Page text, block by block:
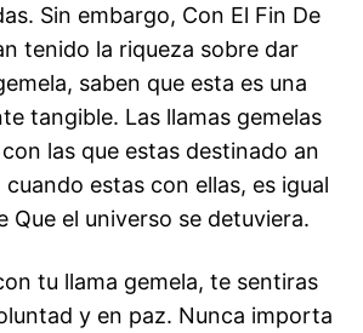
Sin embargo, Con El Fin De
tenido la riqueza sobre dar
saben que esta es una
tangible. Las llamas gemelas
las que estas destinado an
estas con ellas, es igual
Que el universo se detuviera.
tu llama gemela, te sentiras
y en paz. Nunca importa